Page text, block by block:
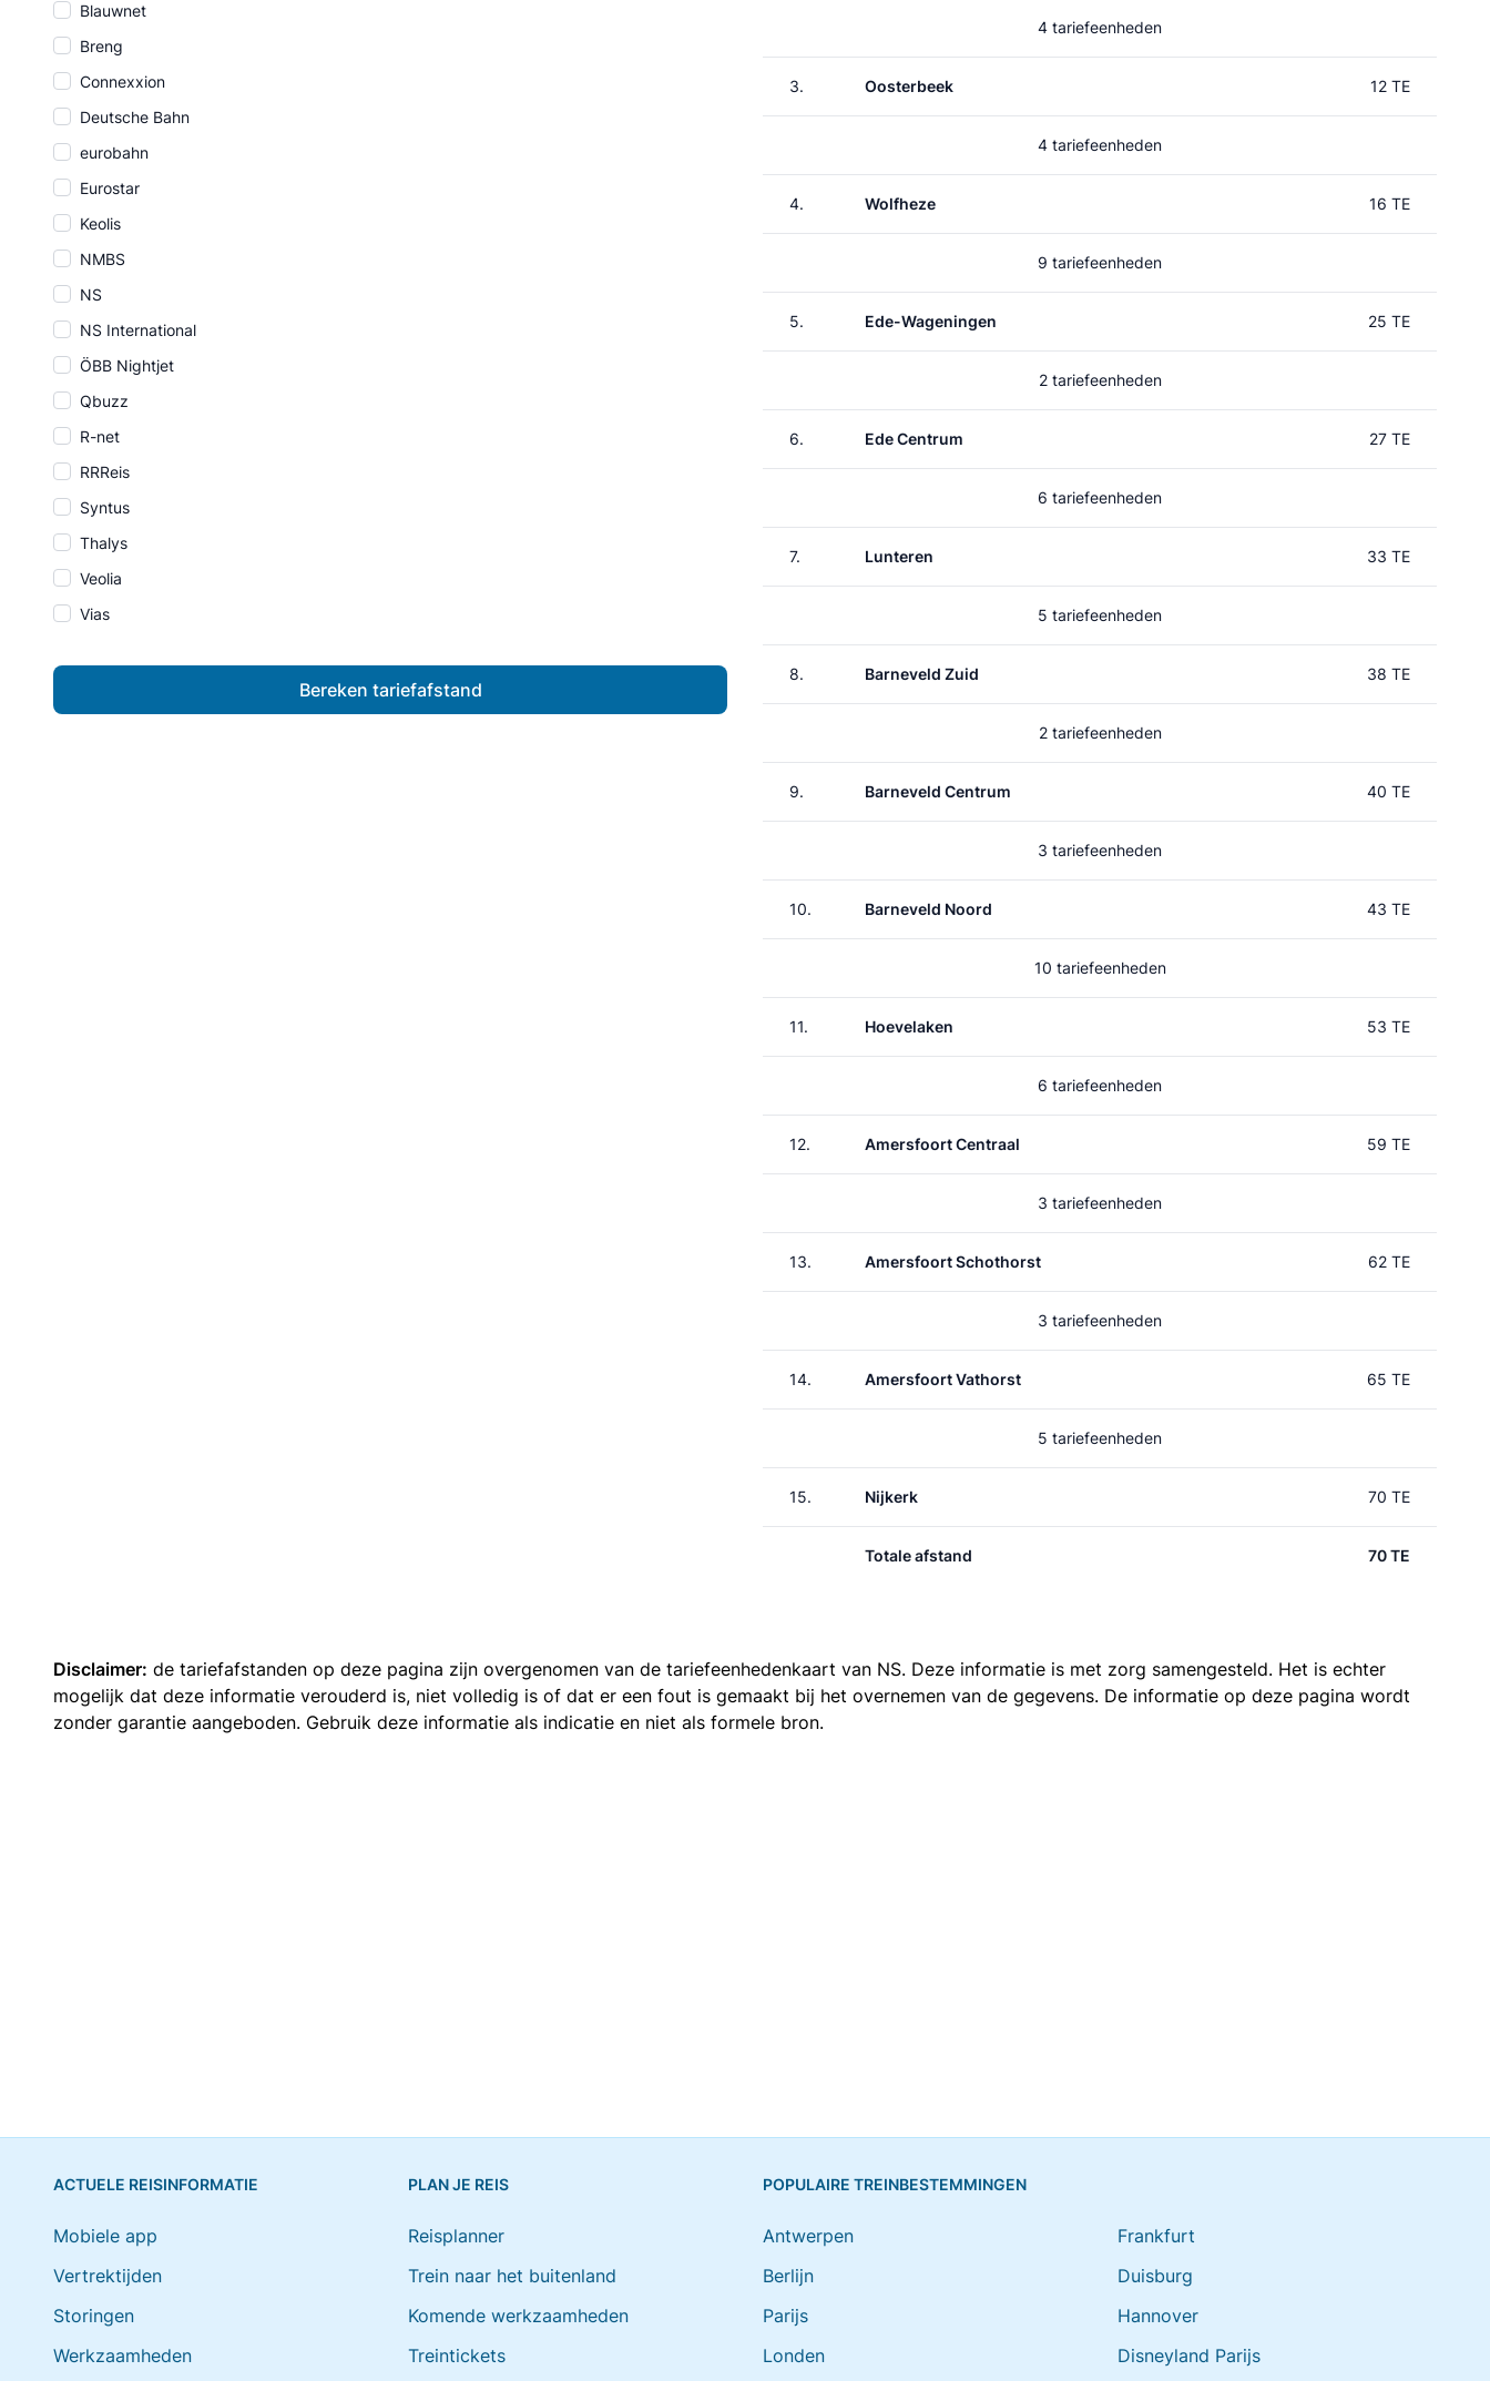
Blauwnet
Breng
Connexxion
Deutsche Bahn
eurobahn
Eurostar
Keolis
NMBS
NS
NS International
ÖBB Nightjet
Qbuzz
R-net
RRReis
Syntus
Thalys
Veolia
Vias
Bereken tariefafstand
4 tariefeenheden
3. Oosterbeek 12 TE
4 tariefeenheden
4. Wolfheze 16 TE
9 tariefeenheden
5. Ede-Wageningen 25 TE
2 tariefeenheden
6. Ede Centrum 27 TE
6 tariefeenheden
7. Lunteren 33 TE
5 tariefeenheden
8. Barneveld Zuid 38 TE
2 tariefeenheden
9. Barneveld Centrum 40 TE
3 tariefeenheden
10. Barneveld Noord 43 TE
10 tariefeenheden
11. Hoevelaken 53 TE
6 tariefeenheden
12. Amersfoort Centraal 59 TE
3 tariefeenheden
13. Amersfoort Schothorst 62 TE
3 tariefeenheden
14. Amersfoort Vathorst 65 TE
5 tariefeenheden
15. Nijkerk 70 TE
Totale afstand 70 TE
Disclaimer: de tariefafstanden op deze pagina zijn overgenomen van de tariefeenhedenkaart van NS. Deze informatie is met zorg samengesteld. Het is echter
mogelijk dat deze informatie verouderd is, niet volledig is of dat er een fout is gemaakt bij het overnemen van de gegevens. De informatie op deze pagina wordt
zonder garantie aangeboden. Gebruik deze informatie als indicatie en niet als formele bron.
ACTUELE REISINFORMATIE
Mobiele app
Vertrektijden
Storingen
Werkzaamheden
PLAN JE REIS
Reisplanner
Trein naar het buitenland
Komende werkzaamheden
Treintickets
POPULAIRE TREINBESTEMMINGEN
Antwerpen
Berlijn
Parijs
Londen
Frankfurt
Duisburg
Hannover
Disneyland Parijs